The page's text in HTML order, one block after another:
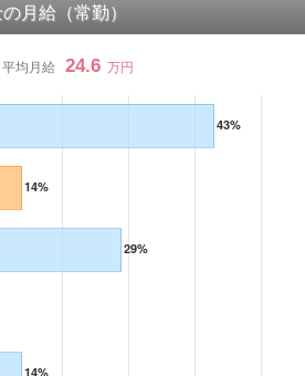
月給（常勤）
平均月給 24.6 万円